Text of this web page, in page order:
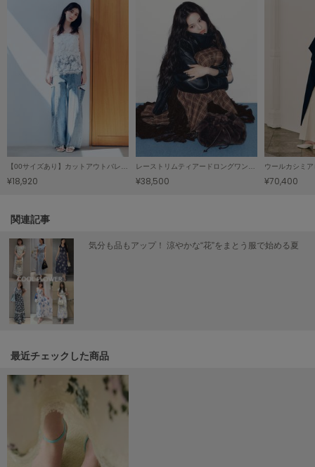
HOKA ONEONE
ホカ オネオネ
キーン
LAATO
ラート
le
ル
le coq sportif
LeSportsac
リリーブラウン
LILY BROWN Lingerie
リリーブラウンランジェリー
【00サイズあり】カットアウトバレルデニムパンツ
¥18,920
レーストリムティアードロングワンピース
¥38,500
ウールカシミ
¥70,400
関連記事
気分も品もアップ！ 涼やかな“花”をまとう服で始める夏
最近チェックした商品